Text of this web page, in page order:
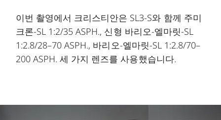
이번 촬영에서 크리스티안은 SL3-S와 함께 주미
크론-SL 1:2/35 ASPH., 신형 바리오-엘마릿-SL
1:2.8/28–70 ASPH., 바리오-엘마릿-SL 1:2.8/70–
200 ASPH. 세 가지 렌즈를 사용했습니다.